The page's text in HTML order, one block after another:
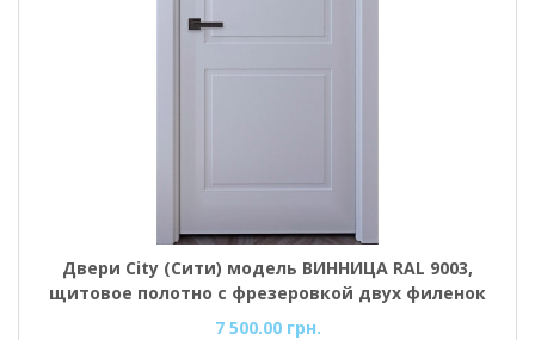
Двери City (Сити) модель ВИННИЦА RAL 9003,
щитовое полотно с фрезеровкой двух филенок
7 500.00 грн.